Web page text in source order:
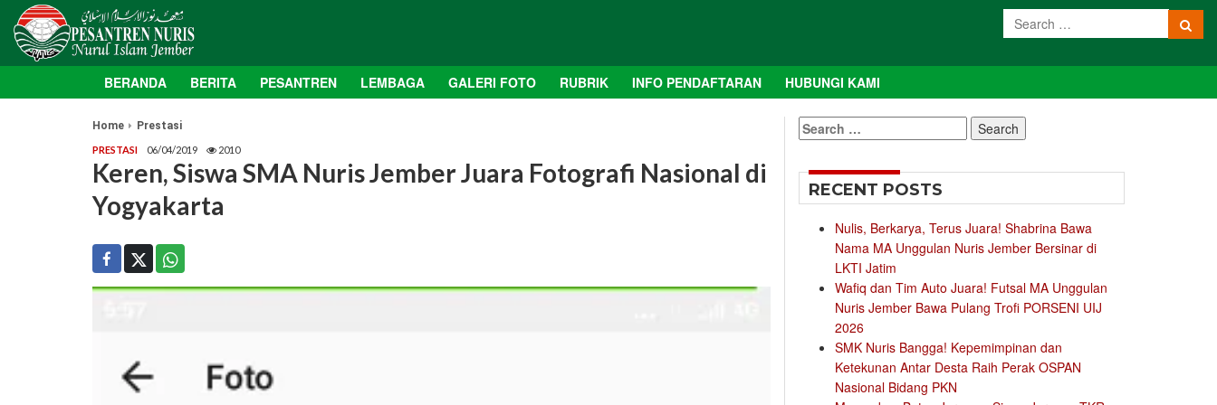
BERANDA BERITA PESANTREN LEMBAGA GALERI FOTO RUBRIK INFO PENDAFTARAN HUBUNGI KAMI
Home Prestasi
PRESTASI 06/04/2019 2010
Keren, Siswa SMA Nuris Jember Juara Fotografi Nasional di
Yogyakarta
Search
for:
RECENT POSTS
Nulis, Berkarya, Terus Juara! Shabrina Bawa
Nama MA Unggulan Nuris Jember Bersinar di
LKTI Jatim
Wafiq dan Tim Auto Juara! Futsal MA Unggulan
Nuris Jember Bawa Pulang Trofi PORSENI UIJ
2026
SMK Nuris Bangga! Kepemimpinan dan
Ketekunan Antar Desta Raih Perak OSPAN
Nasional Bidang PKN